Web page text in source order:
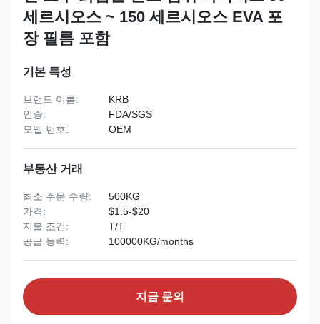
세르시오스 ~ 150 세르시오스 EVA 포
장 필름 포함
기본 특성
브랜드 이름:
KRB
인증:
FDA/SGS
모델 번호:
OEM
부동산 거래
최소 주문 수량:
500KG
가격:
$1.5-$20
지불 조건:
T/T
공급 능력:
100000KG/months
지금 문의